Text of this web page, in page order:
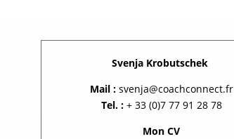
Svenja Krobutschek
Mail : svenja@coachconnect.fr
Tel. :+ 33 (0)7 77 91 28 78
Mon CV